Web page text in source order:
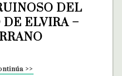
DEL
ELVIRA –
>>